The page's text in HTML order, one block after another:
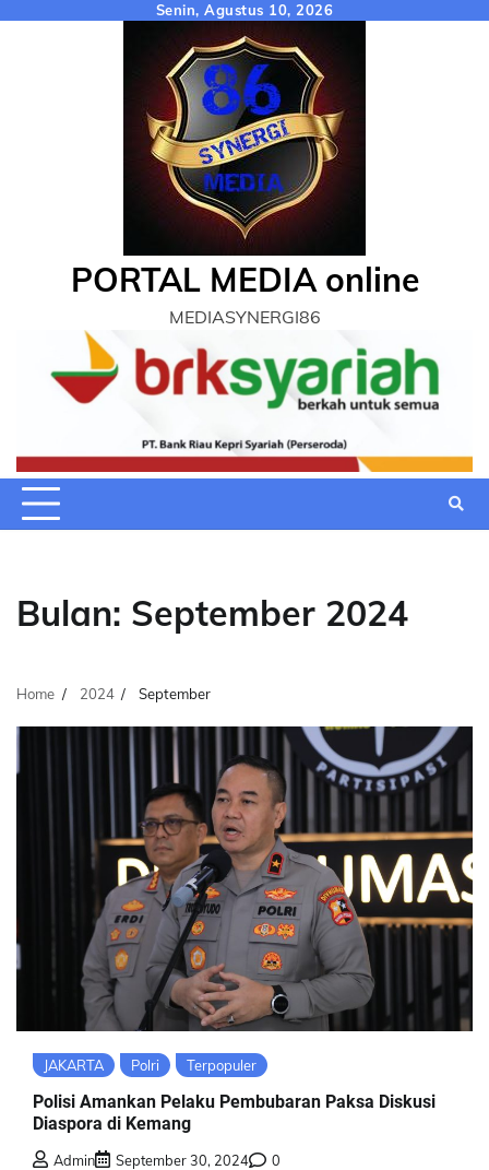
Senin, Agustus 10, 2026
PORTAL MEDIA online
MEDIASYNERGI86
Bulan: September 2024
Home 2024 September
JAKARTA Polri Terpopuler
Polisi Amankan Pelaku Pembubaran Paksa Diskusi
Diaspora di Kemang
Admin September 30, 2024 0